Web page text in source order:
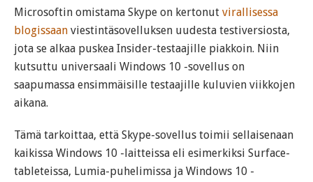
Microsoftin omistama Skype on kertonut virallisessa
blogissaan viestintäsovelluksen uudesta testiversiosta,
jota se alkaa puskea Insider-testaajille piakkoin. Niin
kutsuttu universaali Windows 10 -sovellus on
saapumassa ensimmäisille testaajille kuluvien viikkojen
aikana.
Tämä tarkoittaa, että Skype-sovellus toimii sellaisenaan
kaikissa Windows 10 -laitteissa eli esimerkiksi Surface-
tableteissa, Lumia-puhelimissa ja Windows 10 -